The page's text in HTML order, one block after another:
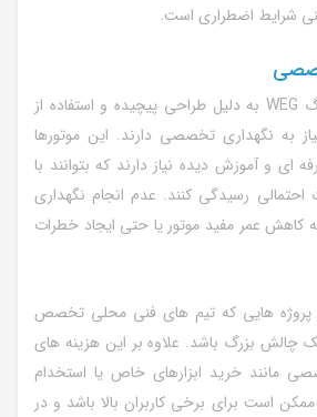
شرایط اضطراری است.
موتورهای ضد انفجار وگ WEG به دلیل طراحی پیچیده و استفاده از
به نگهداری تخصصی دارند. این موتورها
ای و آموزش دیده نیاز دارند که بتوانند با
رسیدگی کنند. عدم انجام نگهداری
کاهش عمر مفید موتور یا حتی ایجاد خطرات
پروژه هایی که تیم های فنی محلی تخصص
چالش بزرگ باشد. علاوه بر این هزینه های
مانند خرید ابزارهای خاص یا استخدام
است برای برخی کاربران بالا باشد و در